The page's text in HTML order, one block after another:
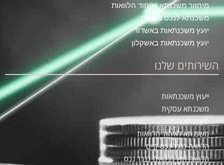
מיחזור משכנתא ואיחוד הלוואות
משכנתא לנכס מסחרי
יועץ משכנתאות באשדוד
יועץ משכנתאות באשקלון
השירותים שלנו
ייעוץ משכנתאות
משכנתא עסקית
משכנתא הפוכה
משכנתא לאיחוד הלוואות
הלוואה כנגד נכס קיים
הלוואה חוץ בנקאית כנגד נכס